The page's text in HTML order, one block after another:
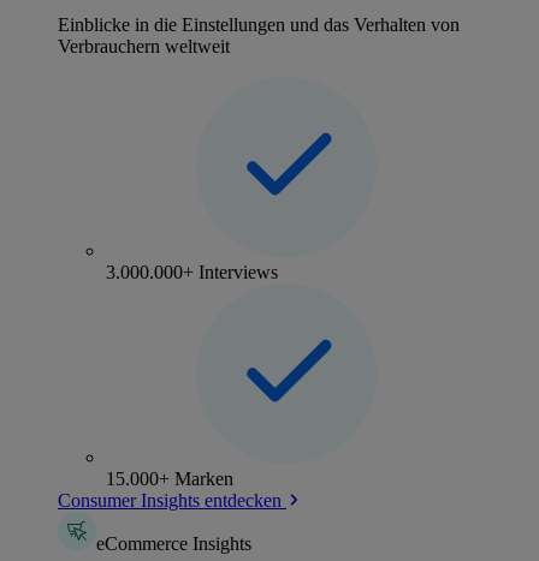
Einblicke in die Einstellungen und das Verhalten von
Verbrauchern weltweit
3.000.000+ Interviews
15.000+ Marken
Consumer Insights entdecken
eCommerce Insights